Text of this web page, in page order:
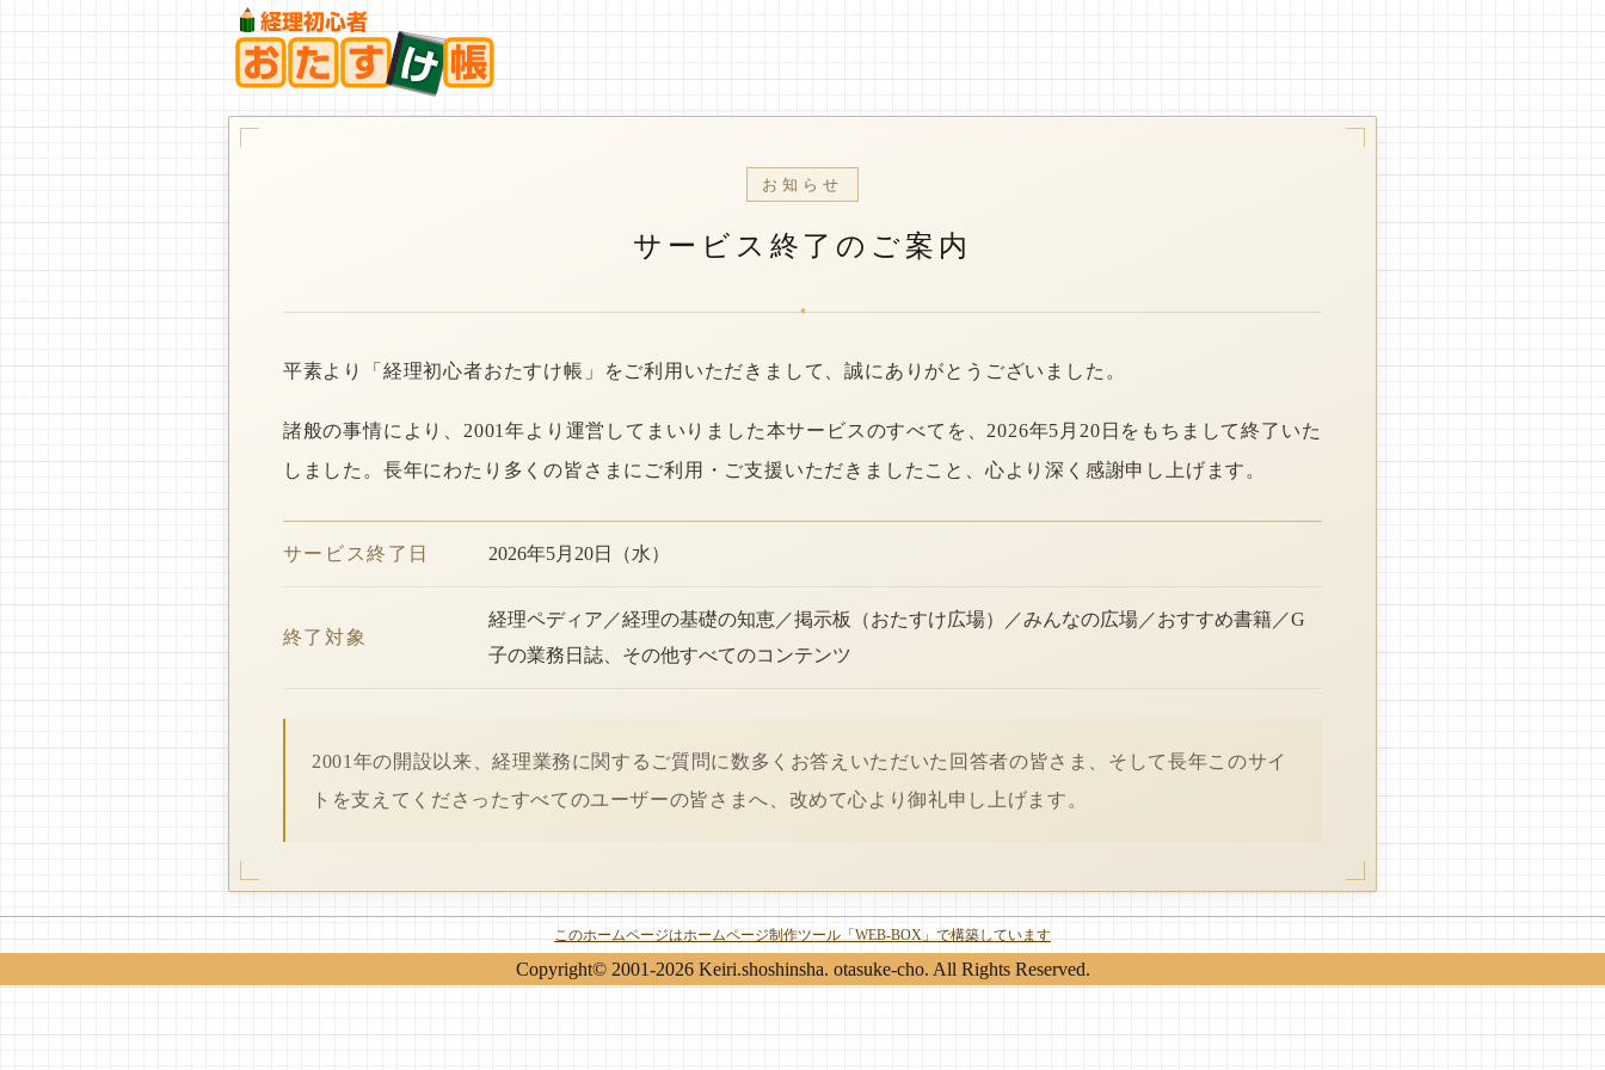
お知らせ
サービス終了のご案内
*
平素より「経理初心者おたすけ帳」をご利用いただきまして、誠にありがとうございました。
諸般の事情により、2001年より運営してまいりました本サービスのすべてを、2026年5月20日をもちまして終了いた
しました。長年にわたり多くの皆さまにご利用・ご支援いただきましたこと、心より深く感謝申し上げます。
サービス終了日 2026年5月20日（水）
終了対象
経理ペディア／経理の基礎の知恵／掲示板（おたすけ広場）／みんなの広場／おすすめ書籍／G
子の業務日誌、その他すべてのコンテンツ
2001年の開設以来、経理業務に関するご質問に数多くお答えいただいた回答者の皆さま、そして長年このサイ
トを支えてくださったすべてのユーザーの皆さまへ、改めて心より御礼申し上げます。
このホームページはホームページ制作ツール「WEB-BOX」で構築しています
Copyright© 2001-2026 Keiri.shoshinsha. otasuke-cho. All Rights Reserved.